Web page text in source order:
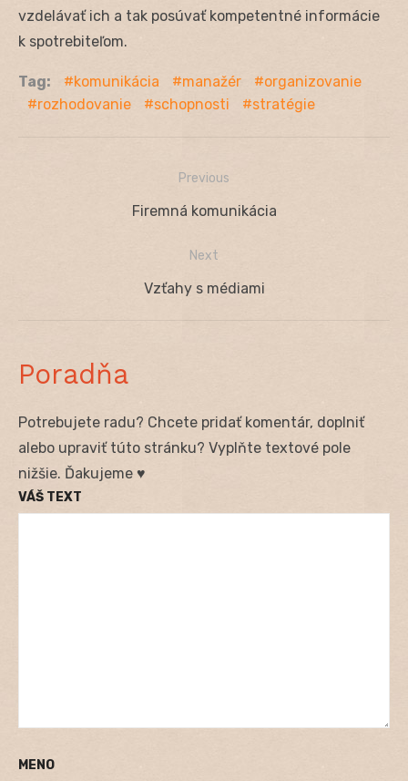
vzdelávať ich a tak posúvať kompetentné informácie
k spotrebiteľom.
Tag: komunikácia manažér
organizovanie
rozhodovanie
schopnosti stratégie
Navigácia
Previous
Previous
Firemná komunikácia
Next
Next
Vzťahy s médiami
Poradňa
Potrebujete radu? Chcete pridať komentár, doplniť
alebo upraviť túto stránku? Vyplňte textové pole
nižšie. Ďakujeme ♥
VÁŠ TEXT
MENO